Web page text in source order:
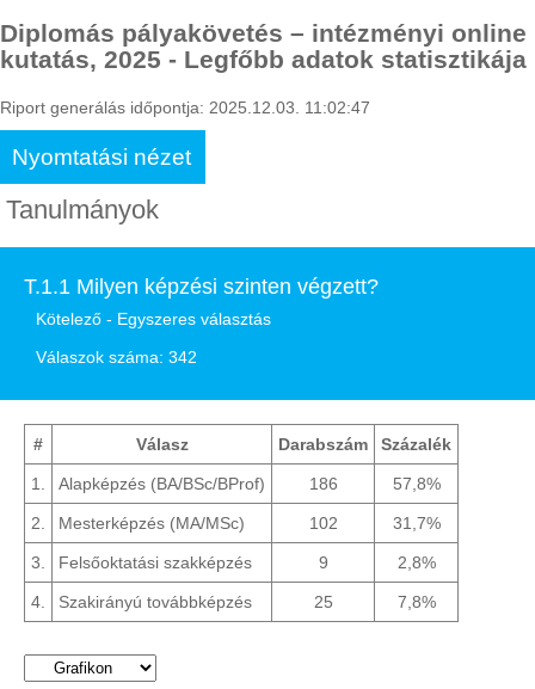
Diplomás pályakövetés – intézményi online
kutatás, 2025 - Legfőbb adatok statisztikája
Riport generálás időpontja: 2025.12.03. 11:02:47
Nyomtatási nézet
Tanulmányok
T.1.1 Milyen képzési szinten végzett?
Kötelező - Egyszeres választás
Válaszok száma: 342
# Válasz Darabszám Százalék
1. Alapképzés (BA/BSc/BProf) 186 57,8%
2. Mesterképzés (MA/MSc) 102 31,7%
3. Felsőoktatási szakképzés 9 2,8%
4. Szakirányú továbbképzés 25 7,8%